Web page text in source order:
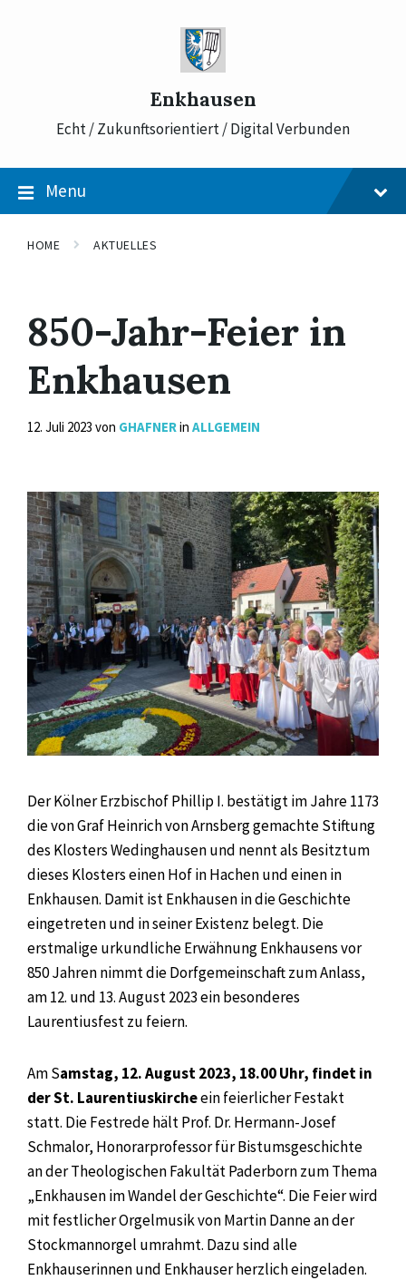
Enkhausen
Echt / Zukunftsorientiert / Digital Verbunden
Menu
HOME AKTUELLES
850-Jahr-Feier in
Enkhausen
12. Juli 2023 von GHAFNERin ALLGEMEIN
Der Kölner Erzbischof Phillip I. bestätigt im Jahre 1173
die von Graf Heinrich von Arnsberg gemachte Stiftung
des Klosters Wedinghausen und nennt als Besitztum
dieses Klosters einen Hof in Hachen und einen in
Enkhausen. Damit ist Enkhausen in die Geschichte
eingetreten und in seiner Existenz belegt. Die
erstmalige urkundliche Erwähnung Enkhausens vor
850 Jahren nimmt die Dorfgemeinschaft zum Anlass,
am 12. und 13. August 2023 ein besonderes
Laurentiusfest zu feiern.
Am Samstag, 12. August 2023, 18.00 Uhr, findet in
der St. Laurentiuskircheein feierlicher Festakt
statt. Die Festrede hält Prof. Dr. Hermann-Josef
Schmalor, Honorarprofessor für Bistumsgeschichte
an der Theologischen Fakultät Paderborn zum Thema
„Enkhausen im Wandel der Geschichte“. Die Feier wird
mit festlicher Orgelmusik von Martin Danne an der
Stockmannorgel umrahmt. Dazu sind alle
Enkhauserinnen und Enkhauser herzlich eingeladen.